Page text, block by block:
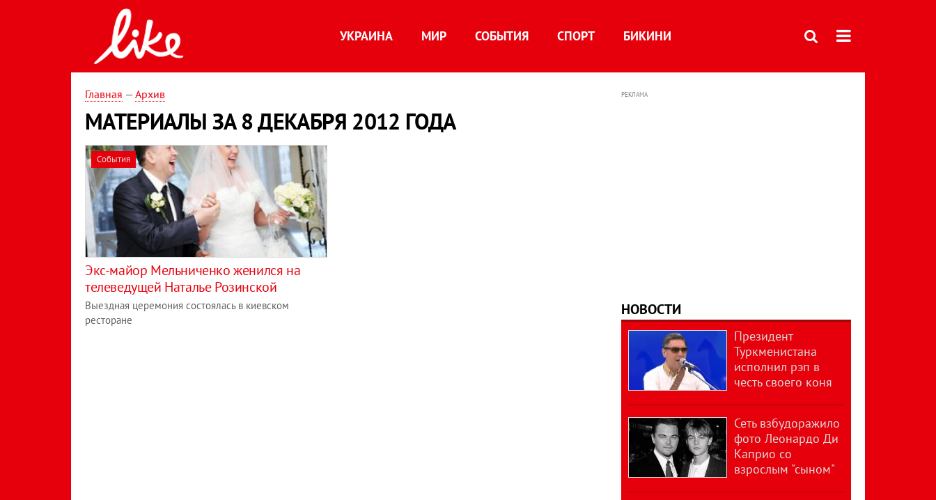
УКРАИНА МИР СОБЫТИЯ СПОРТ БИКИНИ
Главная —Архив
МАТЕРИАЛЫ ЗА 8 ДЕКАБРЯ 2012 ГОДА
События
Экс-майор Мельниченко женился на
телеведущей Наталье Розинской
Выездная церемония состоялась в киевском
ресторане
РЕКЛАМА
НОВОСТИ
Президент
Туркменистана
исполнил рэп в
честь своего коня
Сеть взбудоражило
фото Леонардо Ди
Каприо со
взрослым "сыном"